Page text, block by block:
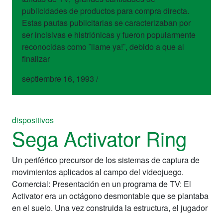
publicidades de productos para compra directa.
Estas pautas publicitarias se caracterizaban por
ser incisivas e histriónicas y fueron popularmente
reconocidas como ¨llame ya!¨, debido a que al
finalizar
septiembre 16, 1993 /
dispositivos
Sega Activator Ring
Un periférico precursor de los sistemas de captura de
movimientos aplicados al campo del videojuego.
Comercial: Presentación en un programa de TV: El
Activator era un octágono desmontable que se plantaba
en el suelo. Una vez construida la estructura, el jugador